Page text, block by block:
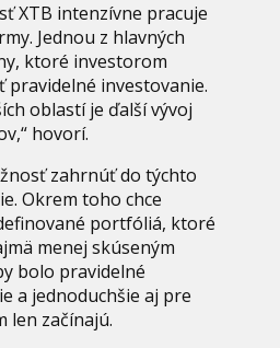
XTB intenzívne pracuje
Jednou z hlavných
ktoré investorom
investovanie.
oblastí je ďalší vývoj
hovorí.
zahrnúť do týchto
Okrem toho chce
portfóliá, ktoré
menej skúseným
bolo pravidelné
a jednoduchšie aj pre
len začínajú.